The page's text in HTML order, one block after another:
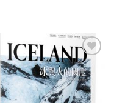
加入
「願
望清
單」